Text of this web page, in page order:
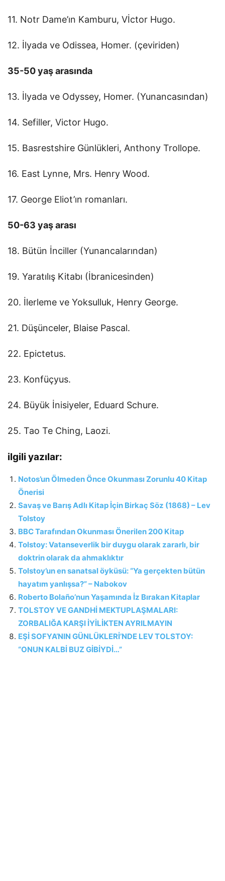
11. Notr Dame’ın Kamburu, Vİctor Hugo.
12. İlyada ve Odissea, Homer. (çeviriden)
35-50 yaş arasında
13. İlyada ve Odyssey, Homer. (Yunancasından)
14. Sefiller, Victor Hugo.
15. Basrestshire Günlükleri, Anthony Trollope.
16. East Lynne, Mrs. Henry Wood.
17. George Eliot’ın romanları.
50-63 yaş arası
18. Bütün İnciller (Yunancalarından)
19. Yaratılış Kitabı (İbranicesinden)
20. İlerleme ve Yoksulluk, Henry George.
21. Düşünceler, Blaise Pascal.
22. Epictetus.
23. Konfüçyus.
24. Büyük İnisiyeler, Eduard Schure.
25. Tao Te Ching, Laozi.
ilgili yazılar:
Notos’un Ölmeden Önce Okunması Zorunlu 40 Kitap
Önerisi
Savaş ve Barış Adlı Kitap İçin Birkaç Söz (1868) – Lev
Tolstoy
BBC Tarafından Okunması Önerilen 200 Kitap
Tolstoy: Vatanseverlik bir duygu olarak zararlı, bir
doktrin olarak da ahmaklıktır
Tolstoy’un en sanatsal öyküsü: “Ya gerçekten bütün
hayatım yanlışsa?” – Nabokov
Roberto Bolaño’nun Yaşamında İz Bırakan Kitaplar
TOLSTOY VE GANDHİ MEKTUPLAŞMALARI:
ZORBALIĞA KARŞI İYİLİKTEN AYRILMAYIN
EŞİ SOFYA’NIN GÜNLÜKLERİ’NDE LEV TOLSTOY:
“ONUN KALBİ BUZ GİBİYDİ…”